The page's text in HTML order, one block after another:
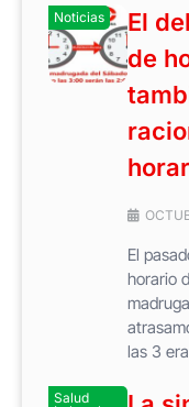
Noticias
El
de
El
horario
las 3
Salud